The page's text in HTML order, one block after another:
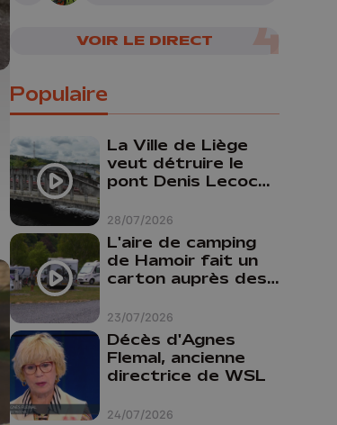
VOIR LE DIRECT
Populaire
28/07/2026
La Ville de Liège
veut détruire le
pont Denis Lecocq
budget pour le
faire
23/07/2026
L'aire de camping
de Hamoir fait un
carton auprès des
24/07/2026
Décès d'Agnes
Flemal, ancienne
directrice de WSL